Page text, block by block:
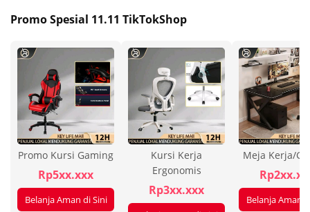
Promo Spesial 11.11 TikTokShop
Promo Kursi Gaming
Rp5xx.xxx
Belanja Aman di Sini
Kursi Kerja
Ergonomis
Rp3xx.xxx
Meja Kerja/
Belanja Aman